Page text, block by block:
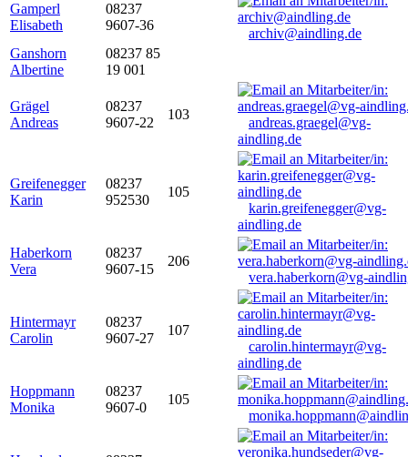
Gamperl
Elisabeth
08237
9607-36
archiv@aindling.de
Ganshorn
Albertine
08237 85
19 001
Grägel
Andreas
08237
9607-22
103
andreas.graegel@vg-
aindling.de
Greifenegger
Karin
08237
952530
105
karin.greifenegger@vg-
aindling.de
Haberkorn
Vera
08237
9607-15
206
vera.haberkorn@vg-
Hintermayr
Carolin
08237
9607-27
107
carolin.hintermayr@vg-
aindling.de
Hoppmann
Monika
08237
9607-0
105